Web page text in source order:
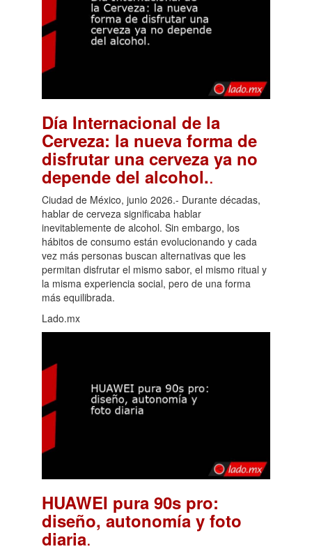
Día Internacional de la
Cerveza: la nueva forma de
disfrutar una cerveza ya no
depende del alcohol..
Ciudad de México, junio 2026.- Durante décadas,
hablar de cerveza significaba hablar
inevitablemente de alcohol. Sin embargo, los
hábitos de consumo están evolucionando y cada
vez más personas buscan alternativas que les
permitan disfrutar el mismo sabor, el mismo ritual y
la misma experiencia social, pero de una forma
más equilibrada.
Lado.mx
HUAWEI pura 90s pro:
diseño, autonomía y foto
diaria.